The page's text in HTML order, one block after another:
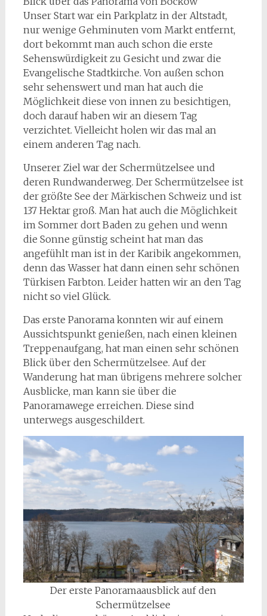
Unser Start war ein Parkplatz in der Altstadt,
nur wenige Gehminuten vom Markt entfernt,
dort bekommt man auch schon die erste
Sehenswürdigkeit zu Gesicht und zwar die
Evangelische Stadtkirche. Von außen schon
sehr sehenswert und man hat auch die
Möglichkeit diese von innen zu besichtigen,
doch darauf haben wir an diesem Tag
verzichtet. Vielleicht holen wir das mal an
einem anderen Tag nach.
Unserer Ziel war der Schermützelsee und
deren Rundwanderweg. Der Schermützelsee ist
der größte See der Märkischen Schweiz und ist
137 Hektar groß. Man hat auch die Möglichkeit
im Sommer dort Baden zu gehen und wenn
die Sonne günstig scheint hat man das
angefühlt man ist in der Karibik angekommen,
denn das Wasser hat dann einen sehr schönen
Türkisen Farbton. Leider hatten wir an den Tag
nicht so viel Glück.
Das erste Panorama konnten wir auf einem
Aussichtspunkt genießen, nach einen kleinen
Treppenaufgang, hat man einen sehr schönen
Blick über den Schermützelsee. Auf der
Wanderung hat man übrigens mehrere solcher
Ausblicke, man kann sie über die
Panoramawege erreichen. Diese sind
unterwegs ausgeschildert.
Der erste Panoramaausblick auf den
Schermützelsee